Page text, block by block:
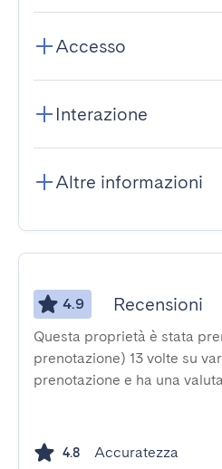
Accesso
Interazione
Altre informazioni
4.9 Recensioni
Questa proprietà è stata
prenotazione) 13 volte su
prenotazione e ha una
4.8 Accuratezza